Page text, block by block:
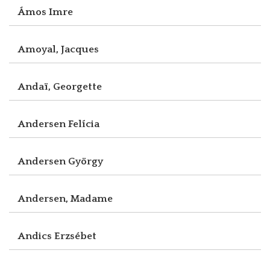
Ámos Imre
Amoyal, Jacques
Andaï, Georgette
Andersen Felícia
Andersen György
Andersen, Madame
Andics Erzsébet